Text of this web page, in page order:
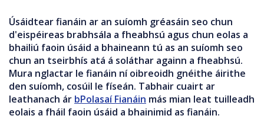
Úsáidtear fianáin ar an suíomh gréasáin seo chun
d'eispéireas brabhsála a fheabhsú agus chun eolas a
bhailiú faoin úsáid a bhaineann tú as an suíomh seo
chun an tseirbhís atá á soláthar againn a fheabhsú.
Mura nglactar le fianáin ní oibreoidh gnéithe áirithe
den suíomh, cosúil le físeán. Tabhair cuairt ar
leathanach ár bPolasaí Fianáin más mian leat tuilleadh
eolais a fháil faoin úsáid a bhainimid as fianáin.